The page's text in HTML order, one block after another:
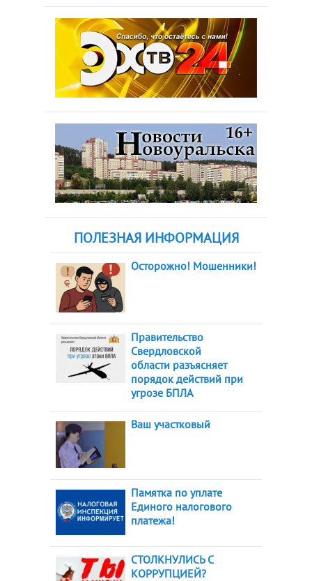
ПОЛЕЗНАЯ ИНФОРМАЦИЯ
Осторожно! Мошенники!
Правительство
Свердловской
области разъясняет
порядок действий при
угрозе БПЛА
Ваш участковый
Памятка по уплате
Единого налогового
платежа!
СТОЛКНУЛИСЬ С
КОРРУПЦИЕЙ?